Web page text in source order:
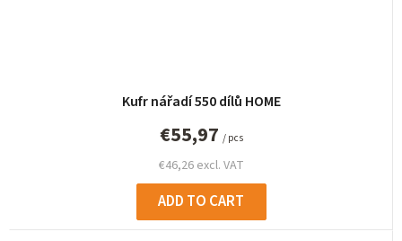
Kufr nářadí 550 dílů HOME
€46,26 excl. VAT
€55,97 / pcs
ADD TO CART